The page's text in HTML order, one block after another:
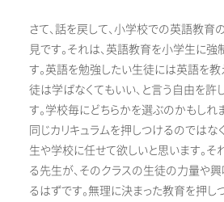
さて、話を戻して、小学校での英語教育
見です。それは、英語教育を小学生に強
す。英語を勉強したい生徒には英語を
徒は学ばなくてもいい、と言う自由を許
す。学校毎にどちらかを選ぶのかもしれ
同じカリキュラムを押しつけるのではな
生や学校に任せて欲しいと思います。そ
る先生が、そのクラスの生徒の力量や
るはずです。無理に決まった教育を押し